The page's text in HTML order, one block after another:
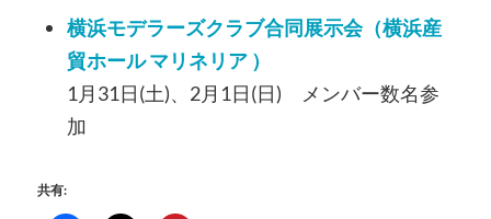
横浜モデラーズクラブ合同展示会（横浜産
貿ホール マリネリア ）
1月31日(土)、2月1日(日) メンバー数名参
加
共有: